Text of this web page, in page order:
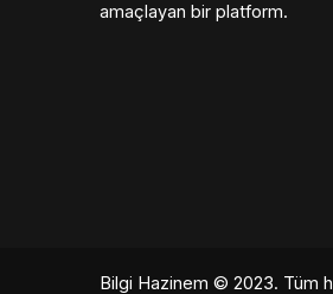
amaçlayan bir platform.
Bilgi Hazinem © 2023. Tüm